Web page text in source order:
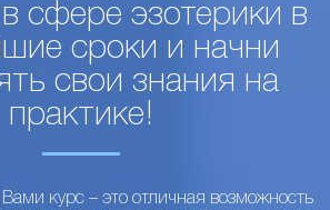
сфере эзотерики в
сроки и начни
свои знания на
практике!
курс – это отличная возможность